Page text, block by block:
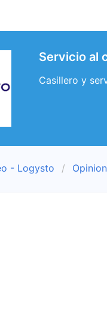
Servicio al
Casillero y
- Logysto